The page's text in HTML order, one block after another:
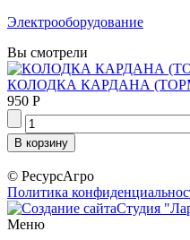
Электрооборудование
Вы смотрели
КОЛОДКА КАРДАНА
950 Р
© РесурсАгро
Политика
Студия
Меню